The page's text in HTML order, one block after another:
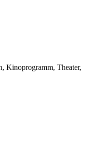
Kinoprogramm, Theater,